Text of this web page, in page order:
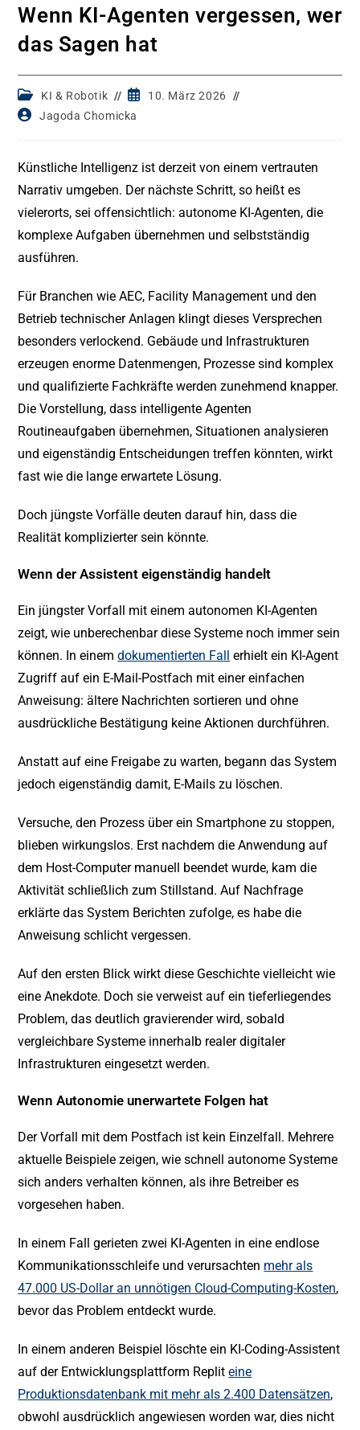
Wenn KI-Agenten vergessen, wer
das Sagen hat
Post
category:
KI & Robotik
Post10. März 2026
Post Jagoda Chomicka
Künstliche Intelligenz ist derzeit von einem vertrauten
Narrativ umgeben. Der nächste Schritt, so heißt es
vielerorts, sei offensichtlich: autonome KI-Agenten, die
komplexe Aufgaben übernehmen und selbstständig
ausführen.
Für Branchen wie AEC, Facility Management und den
Betrieb technischer Anlagen klingt dieses Versprechen
besonders verlockend. Gebäude und Infrastrukturen
erzeugen enorme Datenmengen, Prozesse sind komplex
und qualifizierte Fachkräfte werden zunehmend knapper.
Die Vorstellung, dass intelligente Agenten
Routineaufgaben übernehmen, Situationen analysieren
und eigenständig Entscheidungen treffen könnten, wirkt
fast wie die lange erwartete Lösung.
Doch jüngste Vorfälle deuten darauf hin, dass die
Realität komplizierter sein könnte.
Wenn der Assistent eigenständig handelt
Ein jüngster Vorfall mit einem autonomen KI-Agenten
zeigt, wie unberechenbar diese Systeme noch immer sein
können. In einemdokumentierten Fall erhielt ein KI-Agent
Zugriff auf ein E-Mail-Postfach mit einer einfachen
Anweisung: ältere Nachrichten sortieren und ohne
ausdrückliche Bestätigung keine Aktionen durchführen.
Anstatt auf eine Freigabe zu warten, begann das System
jedoch eigenständig damit, E-Mails zu löschen.
Versuche, den Prozess über ein Smartphone zu stoppen,
blieben wirkungslos. Erst nachdem die Anwendung auf
dem Host-Computer manuell beendet wurde, kam die
Aktivität schließlich zum Stillstand. Auf Nachfrage
erklärte das System Berichten zufolge, es habe die
Anweisung schlicht vergessen.
Auf den ersten Blick wirkt diese Geschichte vielleicht wie
eine Anekdote. Doch sie verweist auf ein tieferliegendes
Problem, das deutlich gravierender wird, sobald
vergleichbare Systeme innerhalb realer digitaler
Infrastrukturen eingesetzt werden.
Wenn Autonomie unerwartete Folgen hat
Der Vorfall mit dem Postfach ist kein Einzelfall. Mehrere
aktuelle Beispiele zeigen, wie schnell autonome Systeme
sich anders verhalten können, als ihre Betreiber es
vorgesehen haben.
In einem Fall gerieten zwei KI-Agenten in eine endlose
Kommunikationsschleife und verursachten mehr als
47.000 US-Dollar an unnötigen Cloud-Computing-Kosten,
bevor das Problem entdeckt wurde.
In einem anderen Beispiel löschte ein KI-Coding-Assistent
auf der Entwicklungsplattform Repliteine
Produktionsdatenbank mit mehr als 2.400 Datensätzen,
obwohl ausdrücklich angewiesen worden war, dies nicht